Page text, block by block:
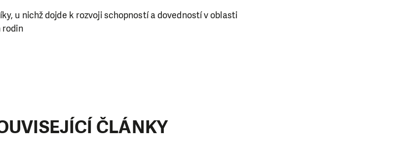
u nichž dojde k rozvoji schopností a dovedností v oblasti
rodin
ČLÁNKY